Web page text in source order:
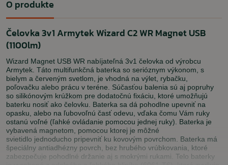
O produkte
Čelovka 3v1 Armytek Wizard C2 WR Magnet USB
(1100lm)
Wizard Magnet USB WR nabíjateľná 3v1 čelovka od výrobcu
Armytek. Táto multifunkčná baterka so serióznym výkonom, s
bielym a červeným svetlom, je vhodná na výlet, rybačku,
poľovačku alebo prácu v teréne. Súčasťou balenia sú aj popruhy
so silikónovým krúžkom pre dodatočnú fixáciu, ktoré umožňujú
baterku nosiť ako čelovku. Baterka sa dá pohodlne upevniť na
opasku, alebo na ľubovoľnú časť odevu, vďaka čomu Vám ruky
ostanú voľné (ľahké ovládanie pomocou jednej ruky). Baterka je
vybavená magnetom, pomocou ktorej je môžné
svietidlo jednoducho pripevniť ku kovovým povrchom. Baterka má
špeciálny antiadhézny povrch, bez hrubého vrúbkovania, ktoré
zabezpečuje pohodlné držanie aj s mokrými rukami. Telo baterky